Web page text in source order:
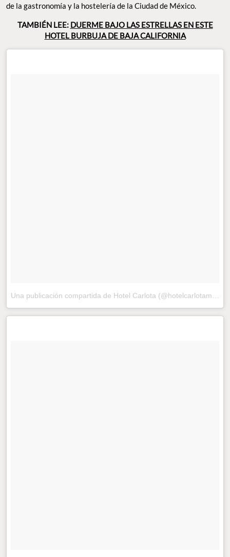
de la gastronomía y la hostelería de la Ciudad de México.
TAMBIÉN LEE: DUERME BAJO LAS ESTRELLAS EN ESTE
HOTEL BURBUJA DE BAJA CALIFORNIA